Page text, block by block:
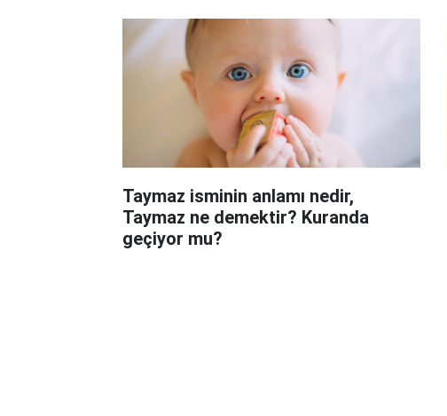
Taymaz isminin anlamı nedir,
Taymaz ne demektir? Kuranda
geçiyor mu?